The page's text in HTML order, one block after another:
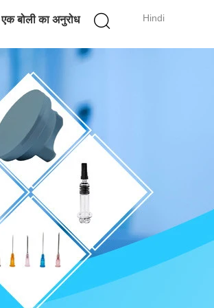
Hindi
एक बोली का अनुरोध